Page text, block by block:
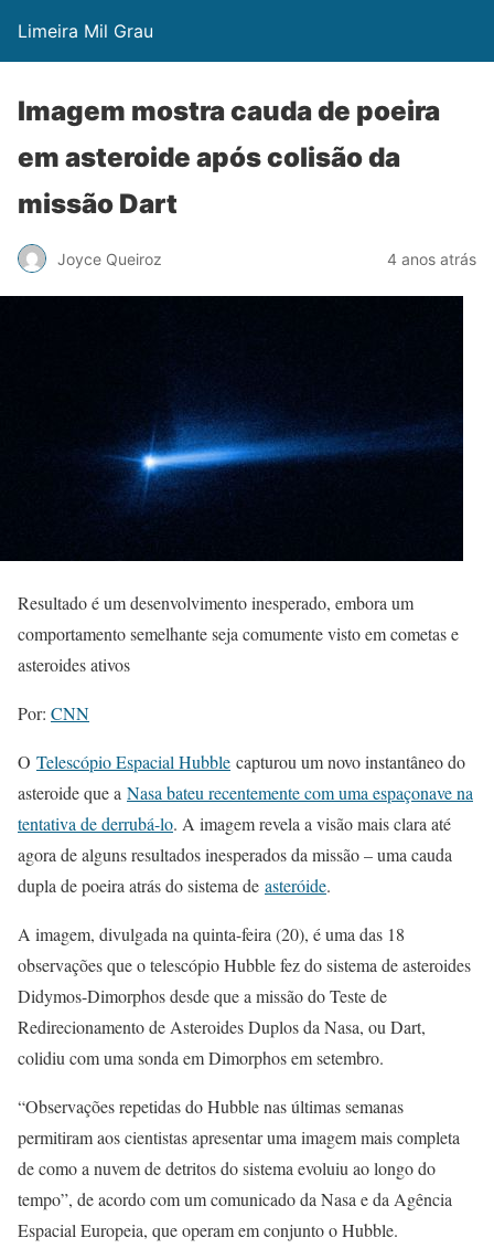
Limeira Mil Grau
Imagem mostra cauda de poeira
em asteroide após colisão da
missão Dart
Joyce Queiroz 4 anos atrás
Resultado é um desenvolvimento inesperado, embora um
comportamento semelhante seja comumente visto em cometas e
asteroides ativos
Por: CNN
O Telescópio Espacial Hubble capturou um novo instantâneo do
asteroide que a Nasa bateu recentemente com uma espaçonave na
tentativa de derrubá-lo. A imagem revela a visão mais clara até
agora de alguns resultados inesperados da missão – uma cauda
dupla de poeira atrás do sistema de asteróide.
A imagem, divulgada na quinta-feira (20), é uma das 18
observações que o telescópio Hubble fez do sistema de asteroides
Didymos-Dimorphos desde que a missão do Teste de
Redirecionamento de Asteroides Duplos da Nasa, ou Dart,
colidiu com uma sonda em Dimorphos em setembro.
“Observações repetidas do Hubble nas últimas semanas
permitiram aos cientistas apresentar uma imagem mais completa
de como a nuvem de detritos do sistema evoluiu ao longo do
tempo”, de acordo com um comunicado da Nasa e da Agência
Espacial Europeia, que operam em conjunto o Hubble.